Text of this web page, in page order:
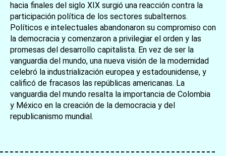
お買い物を続ける カートへ進む
hacia finales del siglo XIX surgió una reacción contra la
participación política de los sectores subalternos.
Políticos e intelectuales abandonaron su compromiso con
la democracia y comenzaron a privilegiar el orden y las
promesas del desarrollo capitalista. En vez de ser la
vanguardia del mundo, una nueva visión de la modernidad
celebró la industrialización europea y estadounidense, y
calificó de fracasos las repúblicas americanas. La
vanguardia del mundo resalta la importancia de Colombia
y México en la creación de la democracia y del
republicanismo mundial.